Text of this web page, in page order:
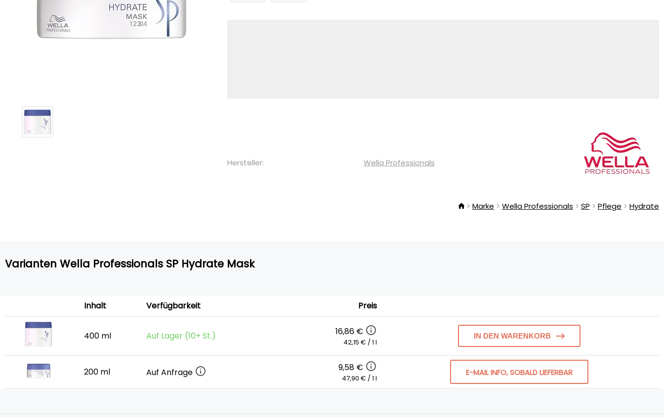
Hersteller: Wella Professionals
Marke Wella Professionals SP Pflege Hydrate
Varianten Wella Professionals SP Hydrate Mask
Inhalt Verfügbarkeit Preis
400 ml Auf Lager (10+ St.) 16,86 €
42,15 € / 1 l
IN DEN WARENKORB
200 ml Auf Anfrage 9,58 €
47,90 € / 1 l
E-MAIL INFO, SOBALD LIEFERBAR